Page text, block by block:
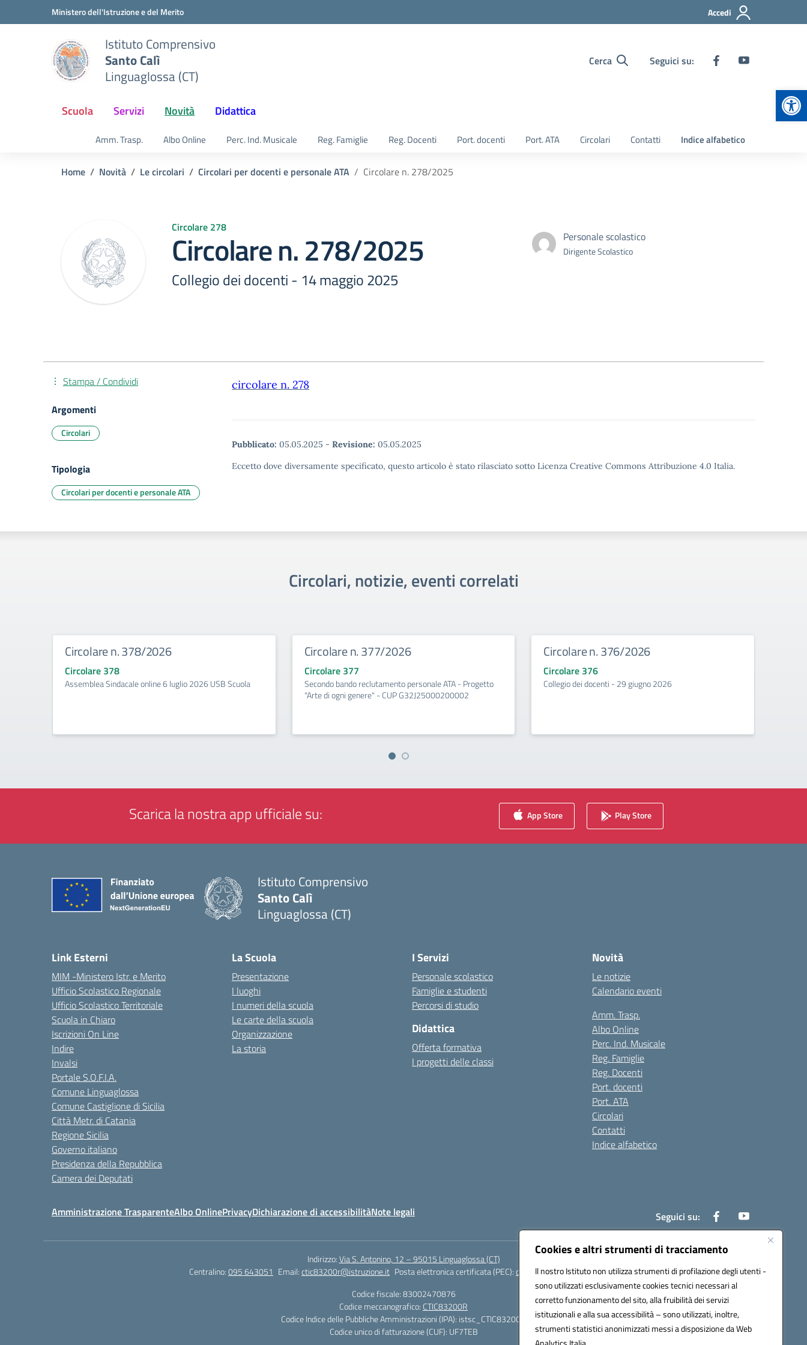
Cookies e altri strumenti di tracciamento
Il nostro Istituto non utilizza strumenti di profilazione degli utenti -
sono utilizzati esclusivamente cookies tecnici necessari al
corretto funzionamento del sito, alla fruibilità dei servizi
istituzionali e alla sua accessibilità – sono utilizzati, inoltre,
strumenti statistici anonimizzati messi a disposizione da Web
Vai ai contenuti
Vai al menu di navigazioneMinistero dell'Istruzione e del Merito Accedi
Istituto Comprensivo
Santo Calì
Linguaglossa (CT)
Cerca Seguici su:
Scuola Servizi Novità Didattica
Amm. Trasp. Albo Online Perc. Ind. Musicale Reg. Famiglie Reg. Docenti Port. docenti Port. ATA Circolari Contatti Indice alfabetico
Home Novità Le circolari Circolari per docenti e personale ATA Circolare n. 278/2025
Circolare 278
Circolare n. 278/2025
Collegio dei docenti - 14 maggio 2025
Personale scolastico
Dirigente Scolastico
circolare n. 278
Pubblicato: 05.05.2025 - Revisione: 05.05.2025
Eccetto dove diversamente specificato, questo articolo è stato rilasciato sotto Licenza Creative Commons Attribuzione 4.0 Italia.
Stampa / Condividi
Argomenti
Circolari
Tipologia
Circolari per docenti e personale ATA
Circolari, notizie, eventi correlati
Circolare n. 378/2026
Circolare 378
Assemblea Sindacale online 6 luglio 2026 USB Scuola
Circolare n. 377/2026
Circolare 377
Secondo bando reclutamento personale ATA - Progetto
"Arte di ogni genere" - CUP G32J25000200002
Circolare n. 376/2026
Circolare 376
Collegio dei docenti - 29 giugno 2026
Scarica la nostra app ufficiale su: App Store Play Store
Istituto Comprensivo
Santo Calì
Linguaglossa (CT)
Link Esterni
MIM -Ministero Istr. e Merito
Ufficio Scolastico Regionale
Ufficio Scolastico Territoriale
Scuola in Chiaro
Iscrizioni On Line
Indire
Invalsi
Portale S.O.F.I.A.
Comune Linguaglossa
Comune Castiglione di Sicilia
Città Metr. di Catania
Regione Sicilia
Governo italiano
Presidenza della Repubblica
Camera dei Deputati
La Scuola
Presentazione
I luoghi
I numeri della scuola
Le carte della scuola
Organizzazione
La storia
I Servizi
Personale scolastico
Famiglie e studenti
Percorsi di studio
Didattica
Offerta formativa
I progetti delle classi
Novità
Le notizie
Calendario eventi
Amm. Trasp.
Albo Online
Perc. Ind. Musicale
Reg. Famiglie
Reg. Docenti
Port. docenti
Port. ATA
Circolari
Contatti
Indice alfabetico
Amministrazione TrasparenteAlbo OnlinePrivacyDichiarazione di accessibilitàNote legali Seguici su:
Indirizzo:Via S. Antonino, 12 – 95015 Linguaglossa (CT)
Centralino:095 643051 Email:ctic83200r@istruzione.it Posta elettronica certificata (PEC):ctic83200r@pec.istruzione.it
Codice fiscale: 83002470876
Codice meccanografico: CTIC83200R
Codice Indice delle Pubbliche Amministrazioni (IPA): istsc_CTIC83200R
Codice unico di fatturazione (CUF): UF7TEB